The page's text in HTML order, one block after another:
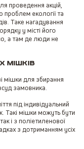
проведення акцій,
екології та
Таке нагадування
у місті його
а там де люди не
мішків
мішки для збирання
замовника.
під індивідуальний
Такі мішки можуть бути
і з поліетиленової
з дотриманням усіх